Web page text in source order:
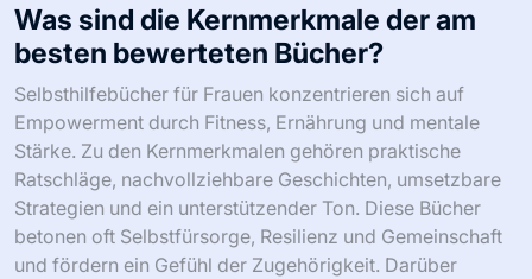
Was sind die Kernmerkmale der am
besten bewerteten Bücher?
Selbsthilfebücher für Frauen konzentrieren sich auf
Empowerment durch Fitness, Ernährung und mentale
Stärke. Zu den Kernmerkmalen gehören praktische
Ratschläge, nachvollziehbare Geschichten, umsetzbare
Strategien und ein unterstützender Ton. Diese Bücher
betonen oft Selbstfürsorge, Resilienz und Gemeinschaft
und fördern ein Gefühl der Zugehörigkeit. Darüber